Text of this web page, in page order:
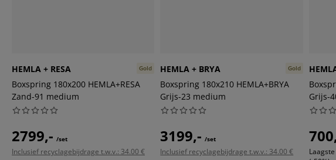
Gold
HEMLA + RESA
Boxspring 180x200 HEMLA+RESA
Zand-91 medium
2799,- /set
Inclusief recyclagebijdrage t.w.v.: 34.00 €
Gold
HEMLA + BRYA
Boxspring 180x210 HEMLA+BRYA
Grijs-23 medium
3199,- /set
Inclusief recyclagebijdrage t.w.v.: 34.00 €
Grijs-